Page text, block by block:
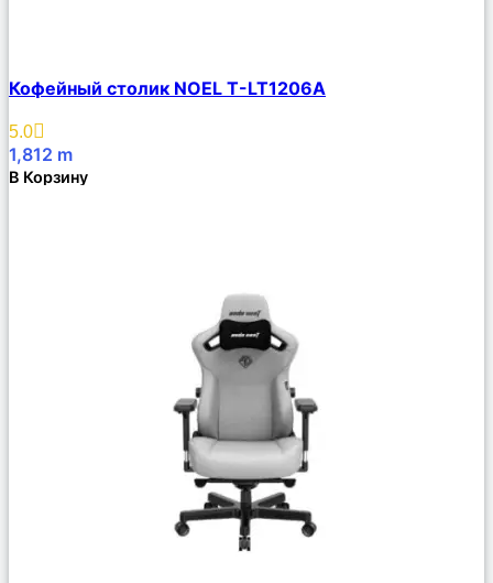
Описание
Избранное
Кофейный столик NOEL T-LT1206A
5.0
1,812 m
В Корзину